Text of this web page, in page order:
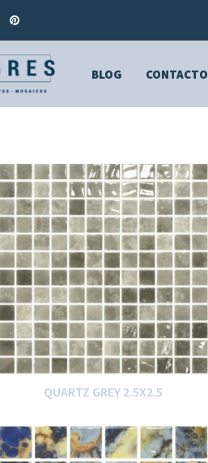
BLOG CONTACTO
QUARTZ GREY 2.5X2.5